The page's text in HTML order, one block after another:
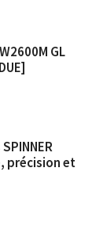
GL
précision et